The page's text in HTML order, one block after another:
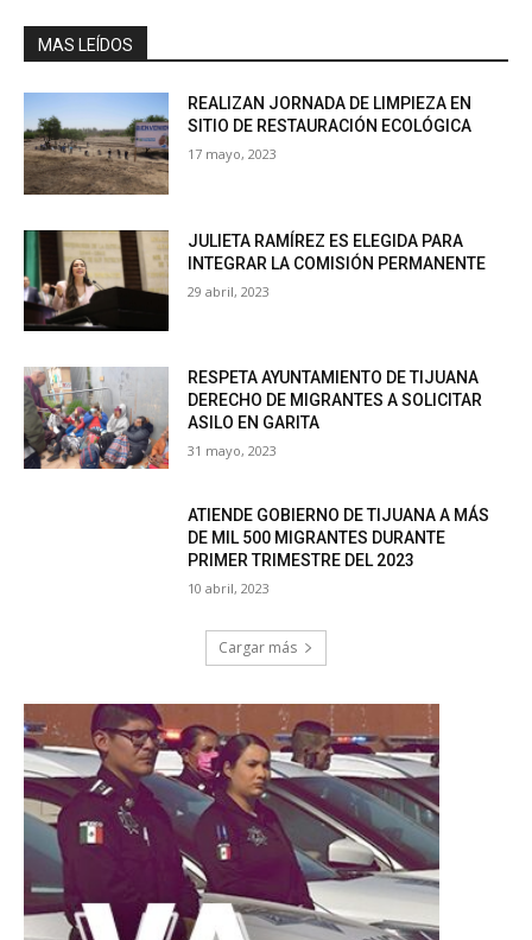
MAS LEÍDOS
REALIZAN JORNADA DE LIMPIEZA EN
SITIO DE RESTAURACIÓN ECOLÓGICA
17 mayo, 2023
JULIETA RAMÍREZ ES ELEGIDA PARA
INTEGRAR LA COMISIÓN PERMANENTE
29 abril, 2023
RESPETA AYUNTAMIENTO DE TIJUANA
DERECHO DE MIGRANTES A SOLICITAR
ASILO EN GARITA
31 mayo, 2023
ATIENDE GOBIERNO DE TIJUANA A MÁS
DE MIL 500 MIGRANTES DURANTE
PRIMER TRIMESTRE DEL 2023
10 abril, 2023
Cargar más